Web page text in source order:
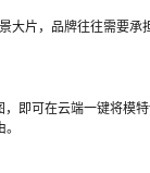
大片，品牌往往需要
即可在云端一键将模